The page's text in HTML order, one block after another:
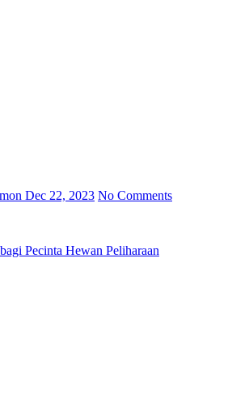
Dec 22, 2023 No Comments
Pecinta Hewan Peliharaan